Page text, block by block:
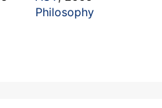
Philosophy